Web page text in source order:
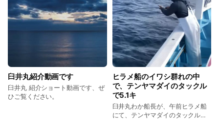
臼井丸紹介動画です
臼井丸 紹介ショート動画です、ぜ
ひご覧ください。
ヒラメ船のイワシ群れの中
で、テンヤマダイのタックル
で5.1キ
臼井丸わか船長が、午前ヒラメ船
にて、テンヤマダイのタックルで